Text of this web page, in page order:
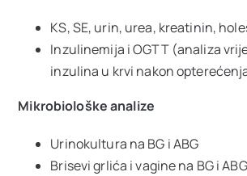
KS, SE, urin, urea, kreatinin,
Inzulinemija i OGTT (analiza
inzulina u krvi nakon
Mikrobiološke analize
Urinokultura na BG i ABG
Brisevi grlića i vagine na BG i ABG